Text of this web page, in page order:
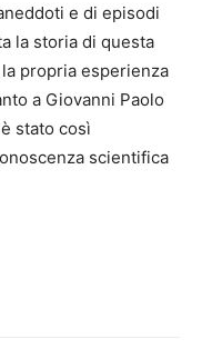
e di episodi
la storia di questa
propria esperienza
a Giovanni Paolo
stato così
scientifica